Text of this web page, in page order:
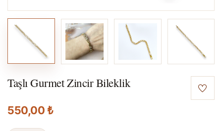
Taşlı Gurmet Zincir Bileklik
550,00 ₺